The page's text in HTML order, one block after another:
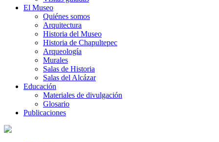
El Museo
Quiénes somos
Arquitectura
Historia del Museo
Historia de Chapultepec
Arqueología
Murales
Salas de Historia
Salas del Alcázar
Educación
Materiales de divulgación
Glosario
Publicaciones